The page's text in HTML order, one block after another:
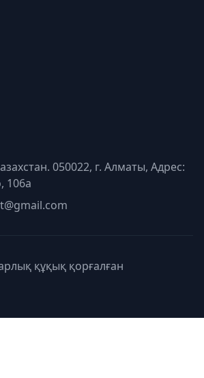
050022, г. Алматы, Адрес:
106а
құқық қорғалған